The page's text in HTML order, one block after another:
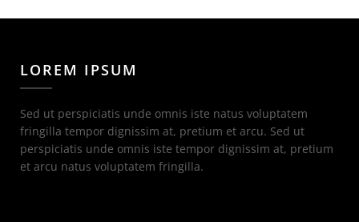
LOREM IPSUM
Sed ut perspiciatis unde omnis iste natus voluptatem
fringilla tempor dignissim at, pretium et arcu. Sed ut
perspiciatis unde omnis iste tempor dignissim at, pretium
et arcu natus voluptatem fringilla.